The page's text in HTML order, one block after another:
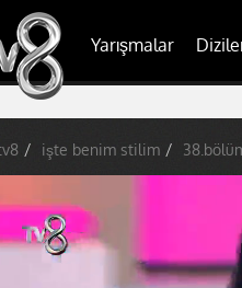
Yarışmalar
işte benim stilim